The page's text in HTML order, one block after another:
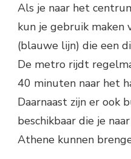
Als je naar het
kun je gebruik maken
(blauwe lijn) die een
De metro rijdt
40 minuten naar het
Daarnaast zijn er ook
beschikbaar die je
Athene kunnen